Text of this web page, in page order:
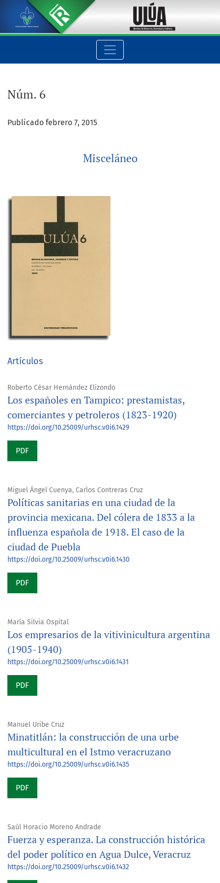
Núm. 6: Misceláneo
Núm. 6
Publicado febrero 7, 2015
Misceláneo
Artículos
Roberto César Hernández Elizondo
Los españoles en Tampico: prestamistas,
comerciantes y petroleros (1823-1920)
https://doi.org/10.25009/urhsc.v0i6.1429
PDF
Miguel Ángel Cuenya, Carlos Contreras Cruz
Políticas sanitarias en una ciudad de la
provincia mexicana. Del cólera de 1833 a la
influenza española de 1918. El caso de la
ciudad de Puebla
https://doi.org/10.25009/urhsc.v0i6.1430
PDF
María Silvia Ospital
Los empresarios de la vitivinicultura argentina
(1905-1940)
https://doi.org/10.25009/urhsc.v0i6.1431
PDF
Manuel Uribe Cruz
Minatitlán: la construcción de una urbe
multicultural en el Istmo veracruzano
https://doi.org/10.25009/urhsc.v0i6.1435
PDF
Saúl Horacio Moreno Andrade
Fuerza y esperanza. La construcción histórica
del poder político en Agua Dulce, Veracruz
https://doi.org/10.25009/urhsc.v0i6.1432